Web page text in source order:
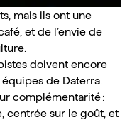
mais ils ont une
et de l’envie de
doivent encore
de Daterra.
complémentarité :
centrée sur le goût, et